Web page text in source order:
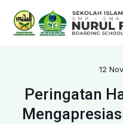
12
Peringatan